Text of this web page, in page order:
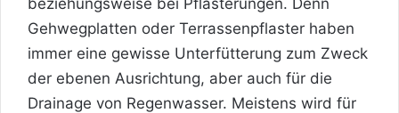
Gehwegplatten oder Terrassenpflaster haben
immer eine gewisse Unterfütterung zum Zweck
der ebenen Ausrichtung, aber auch für die
Drainage von Regenwasser. Meistens wird für